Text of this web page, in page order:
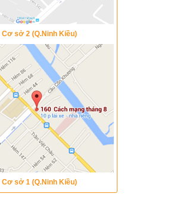
Cơ sở 2 (Q.Ninh Kiều)
Cơ sở 1 (Q.Ninh Kiều)